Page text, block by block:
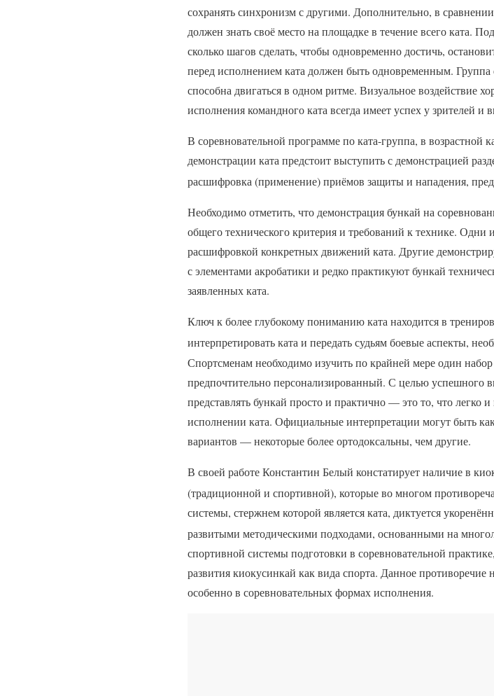
сохранять синхронизм с другими. Дополнительно, в
должен знать своё место на площадке в течение всего ката.
сколько шагов сделать, чтобы одновременно достичь,
перед исполнением ката должен быть одновременным.
способна двигаться в одном ритме. Визуальное воздействие
исполнения командного ката всегда имеет успех у зрителей и
В соревновательной программе по ката-группа, в
демонстрации ката предстоит выступить с демонстрацией
расшифровка (применение) приёмов защиты и нападения,
Необходимо отметить, что демонстрация бункай на
общего технического критерия и требований к технике.
расшифровкой конкретных движений ката. Другие
с элементами акробатики и редко практикуют бункай
заявленных ката.
Ключ к более глубокому пониманию ката находится в
интерпретировать ката и передать судьям боевые аспекты,
Спортсменам необходимо изучить по крайней мере один
предпочтительно персонализированный. С целью успешного
представлять бункай просто и практично — это то, что легко
исполнении ката. Официальные интерпретации могут быть
вариантов — некоторые более ортодоксальны, чем другие.
В своей работе Константин Белый констатирует наличие в
(традиционной и спортивной), которые во многом
системы, стержнем которой является ката, диктуется
развитыми методическими подходами, основанными на
спортивной системы подготовки в соревновательной
развития киокусинкай как вида спорта. Данное противоречие
особенно в соревновательных формах исполнения.